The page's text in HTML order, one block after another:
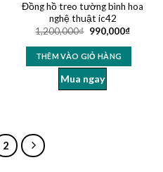
Đồng hồ treo tường bình hoa
nghệ thuật ic42
1,200,000₫ 990,000₫
THÊM VÀO GIỎ HÀNG
Mua ngay
2